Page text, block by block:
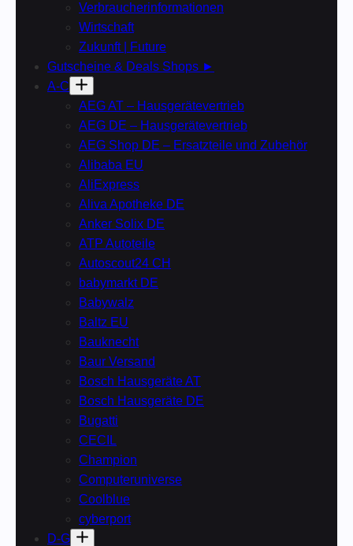
Verbraucherinformationen
Wirtschaft
Zukunft | Future
Gutscheine & Deals Shops ►
A-C
AEG AT – Hausgerätevertrieb
AEG DE – Hausgerätevertrieb
AEG Shop DE – Ersatzteile und Zubehör
Alibaba EU
AliExpress
Aliva Apotheke DE
Anker Solix DE
ATP Autoteile
Autoscout24 CH
babymarkt DE
Babywalz
Baltz EU
Bauknecht
Baur Versand
Bosch Hausgeräte AT
Bosch Hausgeräte DE
Bugatti
CECIL
Champion
Computeruniverse
Coolblue
cyberport
D-G